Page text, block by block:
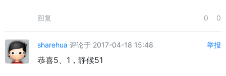
回复 0 0
sharehua 评论于 2017-04-18 15:48 举报
恭喜5、1，静候51